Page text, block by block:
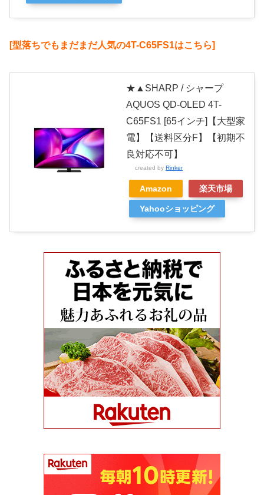
[型落ちでもまだまだ人気の4T-C65FS1はこちら]
★▲SHARP / シャープ
AQUOS QD-OLED 4T-
C65FS1 [65インチ]【大型家
電】【送料区分F】【初期不
良対応不可】
created by Rinker
Amazon 楽天市場
Yahooショッピング